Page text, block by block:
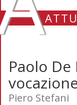
Paolo
Piero Stefani